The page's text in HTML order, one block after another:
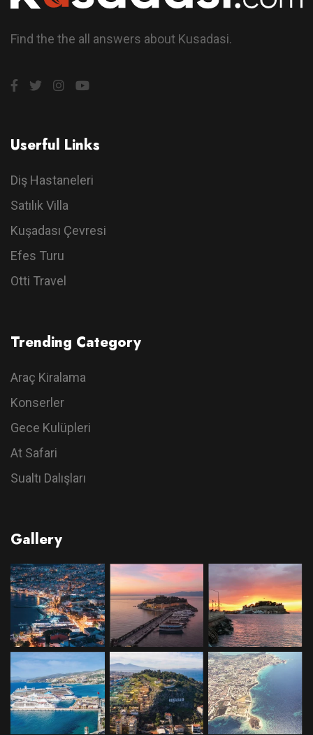
Find the the all answers about Kusadasi.
Userful Links
Diş Hastaneleri
Satılık Villa
Kuşadası Çevresi
Efes Turu
Otti Travel
Trending Category
Araç Kiralama
Konserler
Gece Kulüpleri
At Safari
Sualtı Dalışları
Gallery